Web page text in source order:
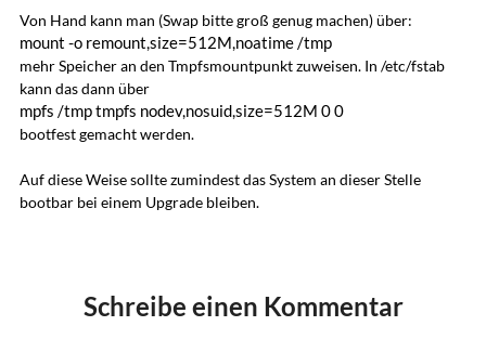
Von Hand kann man (Swap bitte groß genug machen) über:
mount -o remount,size=512M,noatime /tmp
mehr Speicher an den Tmpfsmountpunkt zuweisen. In /etc/fstab
kann das dann über
mpfs /tmp tmpfs nodev,nosuid,size=512M 0 0
bootfest gemacht werden.
Auf diese Weise sollte zumindest das System an dieser Stelle
bootbar bei einem Upgrade bleiben.
Schreibe einen Kommentar